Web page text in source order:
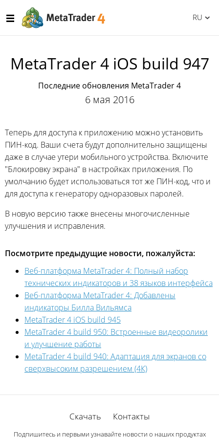
RU
MetaTrader 4 iOS build 947
Последние обновления MetaTrader 4
6 мая 2016
Теперь для доступа к приложению можно установить
ПИН-код. Ваши счета будут дополнительно защищены
даже в случае утери мобильного устройства. Включите
"Блокировку экрана" в настройках приложения. По
умолчанию будет использоваться тот же ПИН-код, что и
для доступа к генератору одноразовых паролей.
В новую версию также внесены многочисленные
улучшения и исправления.
Посмотрите предыдущие новости, пожалуйста:
Веб-платформа MetaTrader 4: Полный набор
технических индикаторов и 38 языков интерфейса
Веб-платформа MetaTrader 4: Добавлены
индикаторы Билла Вильямса
MetaTrader 4 iOS build 945
MetaTrader 4 build 950: Встроенные видеоролики
и улучшение работы
MetaTrader 4 build 940: Адаптация для экранов со
сверхвысоким разрешением (4К)
Скачать Контакты
Подпишитесь и первыми узнавайте новости о наших продуктах